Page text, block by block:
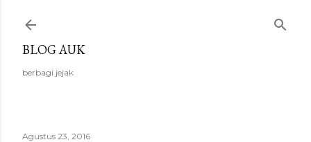
BLOG AUK
berbagi jejak
Agustus 23, 2016